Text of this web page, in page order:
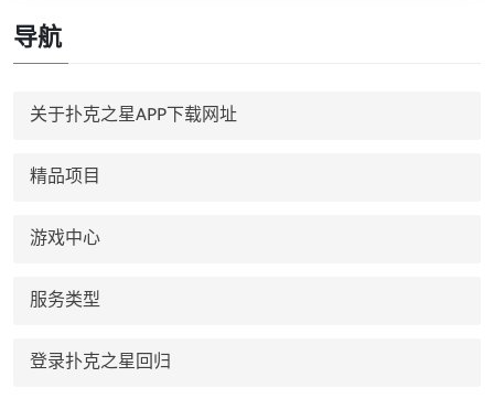
导航
关于扑克之星APP下载网址
精品项目
游戏中心
服务类型
登录扑克之星回归